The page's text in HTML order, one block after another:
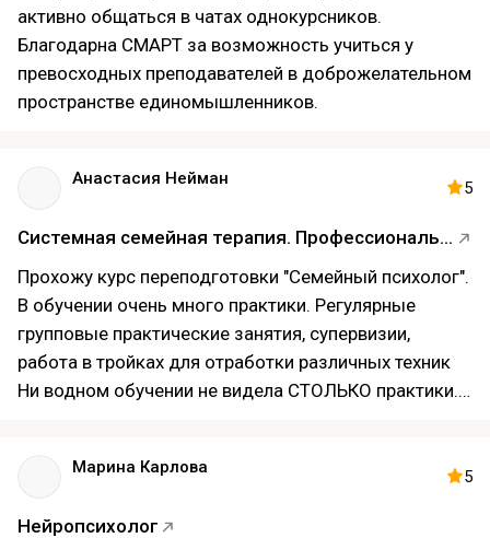
активно общаться в чатах однокурсников.
Благодарна СМАРТ за возможность учиться у
превосходных преподавателей в доброжелательном
пространстве единомышленников.
Анастасия Нейман 5
Системная семейная терапия. Профессиональное обучение семейных психологов
Прохожу курс переподготовки "Семейный психолог".
В обучении очень много практики. Регулярные
групповые практические занятия, супервизии,
работа в тройках для отработки различных техник
Ни водном обучении не видела СТОЛЬКО практики.
После получения общей переподготовки буду
проходить более узкие курсы (птср, кпт и так далее)
Марина Карлова 5
Нейропсихолог